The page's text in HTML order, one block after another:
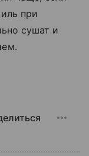
при
сушат и